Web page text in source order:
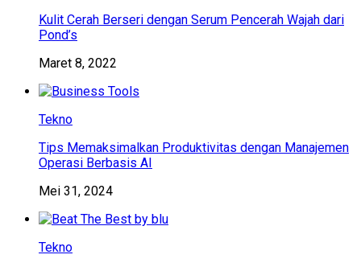
Kulit Cerah Berseri dengan Serum Pencerah Wajah dari
Pond’s
Maret 8, 2022
Tekno
Tips Memaksimalkan Produktivitas dengan Manajemen
Operasi Berbasis AI
Mei 31, 2024
Tekno